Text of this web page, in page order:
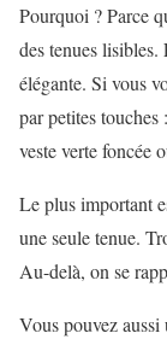
Pourquoi ? Parce
des tenues lisibles.
élégante. Si vous
par petites
veste verte foncée
Le plus important
une seule tenue.
Au-delà, on se
Vous pouvez